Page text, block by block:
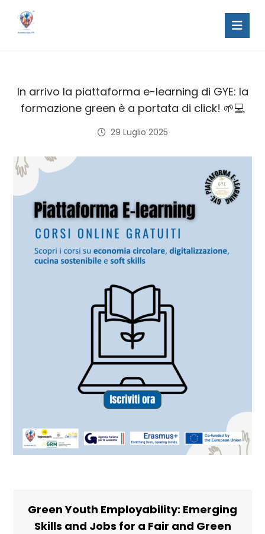
In arrivo la piattaforma e-learning di GYE: la
formazione green è a portata di click! 🌱💻
29 Luglio 2025
Green Youth Employability: Emerging
Skills and Jobs for a Fair and Green